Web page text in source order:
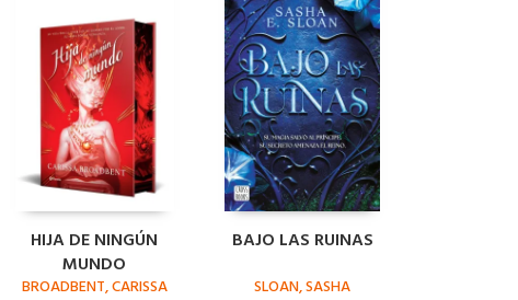
HIJA DE NINGÚN
MUNDO
BROADBENT, CARISSA
BAJO LAS RUINAS
SLOAN, SASHA